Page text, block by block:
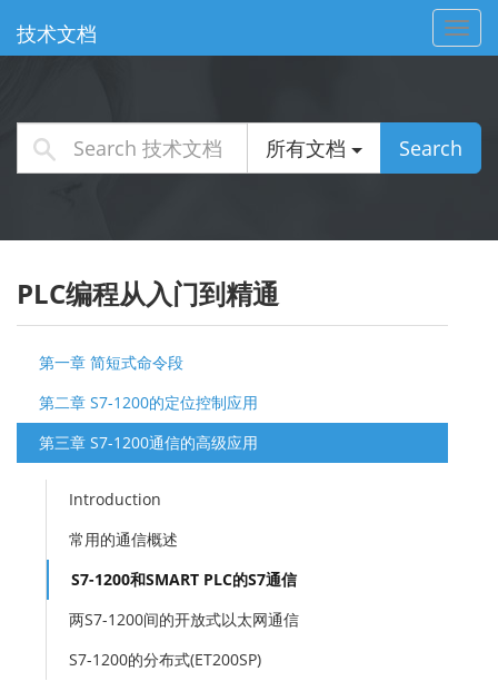
技术文档
所有文档 Search
PLC编程从入门到精通
第一章 简短式命令段
第二章 S7-1200的定位控制应用
第三章 S7-1200通信的高级应用
Introduction
常用的通信概述
S7-1200和SMART PLC的S7通信
两S7-1200间的开放式以太网通信
S7-1200的分布式(ET200SP)